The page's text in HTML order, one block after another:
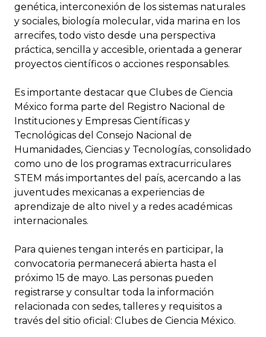
genética, interconexión de los sistemas naturales
y sociales, biología molecular, vida marina en los
arrecifes, todo visto desde una perspectiva
práctica, sencilla y accesible, orientada a generar
proyectos científicos o acciones responsables.
Es importante destacar que Clubes de Ciencia
México forma parte del Registro Nacional de
Instituciones y Empresas Científicas y
Tecnológicas del Consejo Nacional de
Humanidades, Ciencias y Tecnologías, consolidado
como uno de los programas extracurriculares
STEM más importantes del país, acercando a las
juventudes mexicanas a experiencias de
aprendizaje de alto nivel y a redes académicas
internacionales.
Para quienes tengan interés en participar, la
convocatoria permanecerá abierta hasta el
próximo 15 de mayo. Las personas pueden
registrarse y consultar toda la información
relacionada con sedes, talleres y requisitos a
través del sitio oficial: Clubes de Ciencia México.